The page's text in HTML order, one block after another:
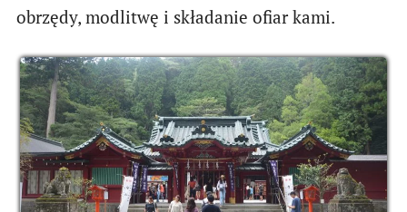
obrzędy, modlitwę i składanie ofiar kami.